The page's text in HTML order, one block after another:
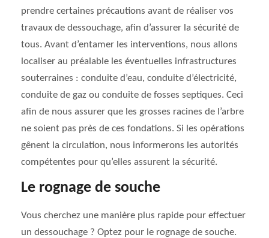
prendre certaines précautions avant de réaliser vos
travaux de dessouchage, afin d’assurer la sécurité de
tous. Avant d’entamer les interventions, nous allons
localiser au préalable les éventuelles infrastructures
souterraines : conduite d’eau, conduite d’électricité,
conduite de gaz ou conduite de fosses septiques. Ceci
afin de nous assurer que les grosses racines de l’arbre
ne soient pas près de ces fondations. Si les opérations
gênent la circulation, nous informerons les autorités
compétentes pour qu’elles assurent la sécurité.
Le rognage de souche
Vous cherchez une manière plus rapide pour effectuer
un dessouchage ? Optez pour le rognage de souche.